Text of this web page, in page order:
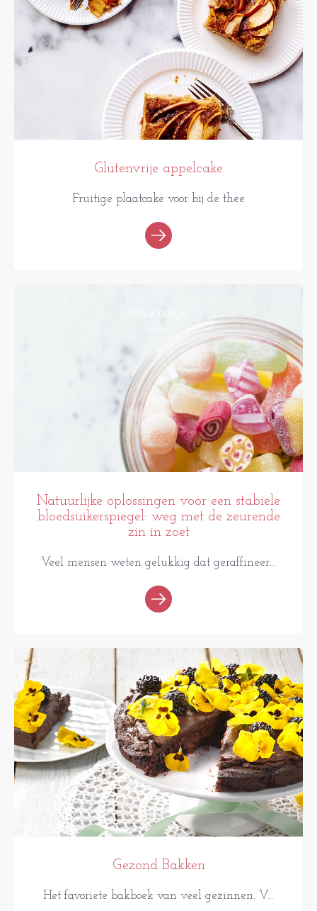
Glutenvrije appelcake
Fruitige plaatcake voor bij de thee
PRAKTISCH
Natuurlijke oplossingen voor een stabiele
bloedsuikerspiegel: weg met de zeurende
zin in zoet
Veel mensen weten gelukkig dat geraffineer...
BOEKEN
Gezond Bakken
Het favoriete bakboek van veel gezinnen. V...